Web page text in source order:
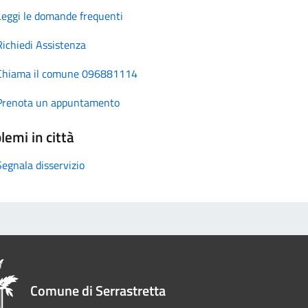
le domande frequenti
Assistenza
il comune 096881114
un appuntamento
in città
disservizio
Comune di Serrastretta